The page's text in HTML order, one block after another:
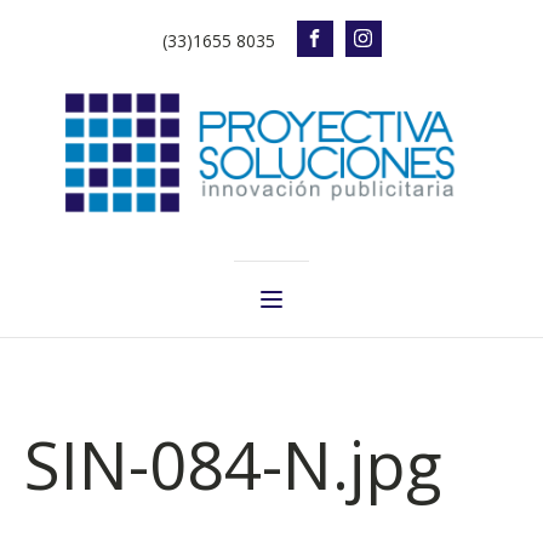
(33)1655 8035
SIN-084-N.jpg